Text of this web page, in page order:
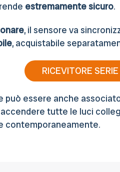
estremamentesicuro.
, il sensore va
, acquistabile
RICEVITORE
può essere anche
tutte le luci
contemporaneamente.